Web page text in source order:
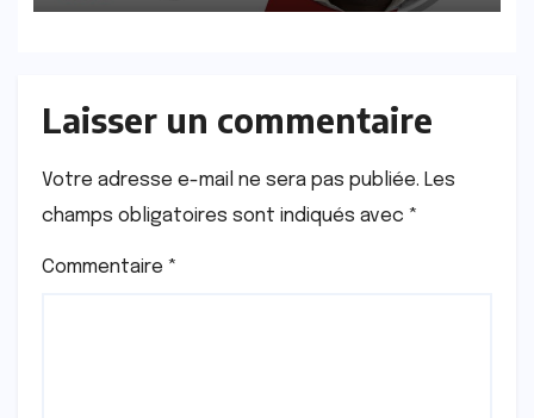
Laisser un commentaire
Votre adresse e-mail ne sera pas publiée. Les
champs obligatoires sont indiqués avec *
Commentaire *